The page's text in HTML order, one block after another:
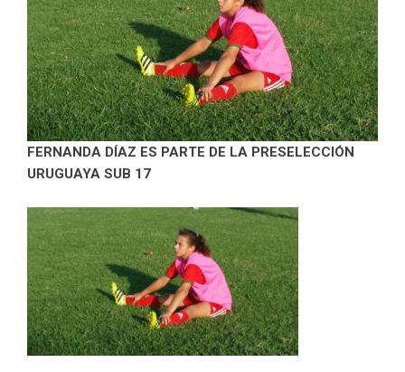
FERNANDA DÍAZ ES PARTE DE LA PRESELECCIÓN
URUGUAYA SUB 17